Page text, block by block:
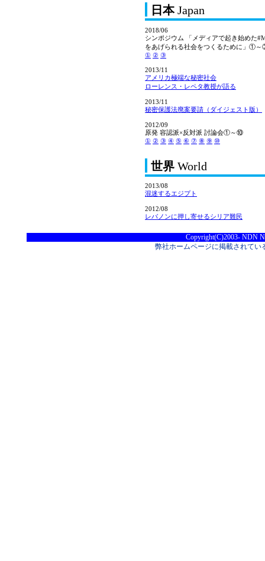
日本Japan
2018/06
シンポジウム 「メディアで起き始めた
をあげられる社会をつくるために」①
① ② ③
2013/11
アメリカ極端な秘密社会
ローレンス・レペタ教授が語る
2013/11
秘密保護法廃案要請（ダイジェスト版）
2012/09
原発 容認派×反対派 討論会①～⑩
① ② ③ ④ ⑤ ⑥ ⑦ ⑧ ⑨ ⑩
世界 World
2013/08
混迷するエジプト
2012/08
レバノンに押し寄せるシリア難民
Copyright(C)2003- NDN
弊社ホームページに掲載されて